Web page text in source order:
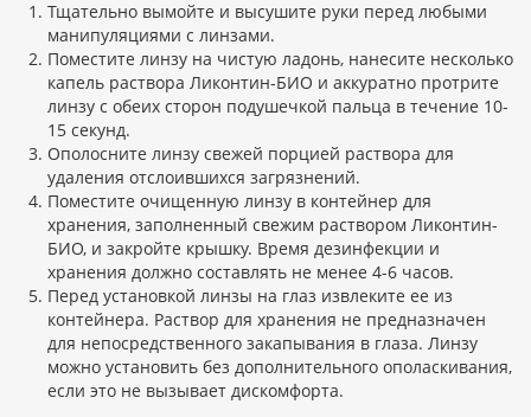
Тщательно вымойте и высушите руки перед любыми
манипуляциями с линзами.
Поместите линзу на чистую ладонь, нанесите несколько
капель раствора Ликонтин-БИО и аккуратно протрите
линзу с обеих сторон подушечкой пальца в течение 10-
15 секунд.
Ополосните линзу свежей порцией раствора для
удаления отслоившихся загрязнений.
Поместите очищенную линзу в контейнер для
хранения, заполненный свежим раствором Ликонтин-
БИО, и закройте крышку. Время дезинфекции и
хранения должно составлять не менее 4-6 часов.
Перед установкой линзы на глаз извлеките ее из
контейнера. Раствор для хранения не предназначен
для непосредственного закапывания в глаза. Линзу
можно установить без дополнительного ополаскивания,
если это не вызывает дискомфорта.